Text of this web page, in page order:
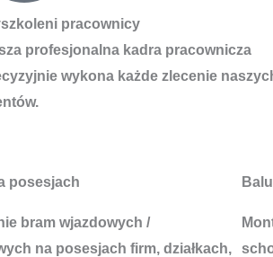
pracownicy
profesjonalna kadra pracownicza
wykona każde zlecenie
posesjach
bram wjazdowych /
na posesjach firm, działkach,